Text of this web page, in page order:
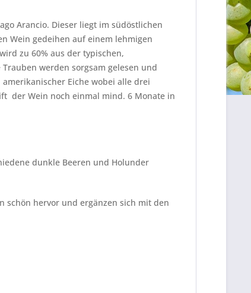
Arancio. Dieser liegt im südöstlichen
Wein gedeihen auf einem lehmigen
zu 60% aus der typischen,
werden sorgsam gelesen und
Eiche wobei alle drei
der Wein noch einmal mind. 6 Monate in
dunkle Beeren und Holunder
schön hervor und ergänzen sich mit den